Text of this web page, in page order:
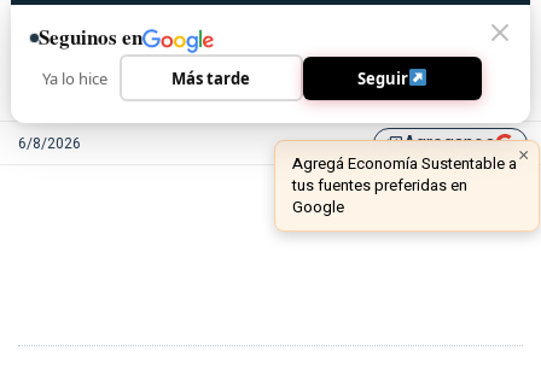
6/8/2026 library_addAgreganos
Seguinos en
Ya lo hice Más tarde Seguir